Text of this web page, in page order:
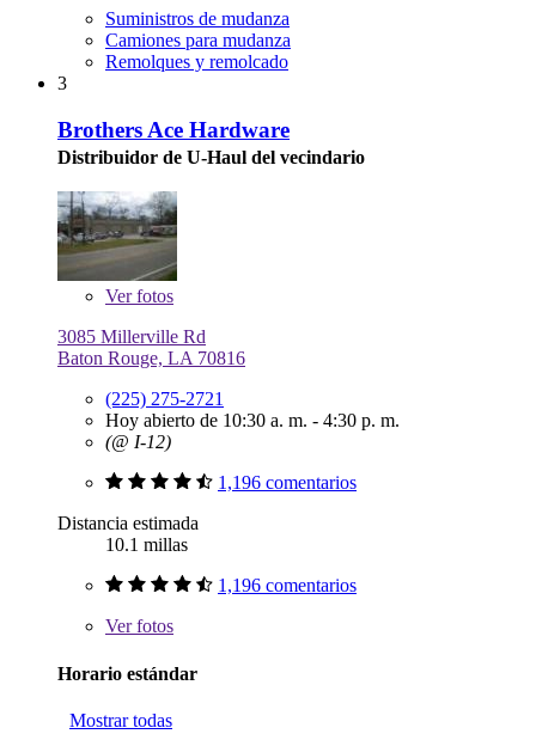
Suministros de mudanza
Camiones para mudanza
Remolques y remolcado
3
Brothers Ace Hardware
Distribuidor de U-Haul del vecindario
Verfotos
3085 Millerville Rd
Baton Rouge, LA 70816
(225) 275-2721
Hoy abierto de 10:30 a. m. - 4:30 p. m.
(@ I-12)
1,196 comentarios
Distancia estimada
10.1 millas
1,196 comentarios
Verfotos
Horario estándar
Mostrar todas